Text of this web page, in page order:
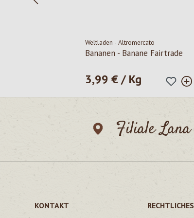
Weltladen - Altromercato
Bananen - Banane Fairtrade
Regulärer Preis:
3,99 € / Kg
Filiale Lana
KONTAKT RECHTLICHES